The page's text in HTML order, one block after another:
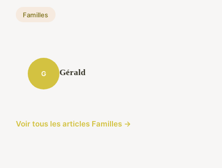
Familles
G Gérald
Voir tous les articles Familles →